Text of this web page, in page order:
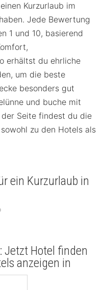
Kurzurlaub im
Jede Bewertung
1 und 10, basierend
erhältst du ehrliche
um die beste
besonders gut
und buche mit
Seite findest du die
zu den Hotels als
ein Kurzurlaub in
Jetzt Hotel finden
anzeigen in